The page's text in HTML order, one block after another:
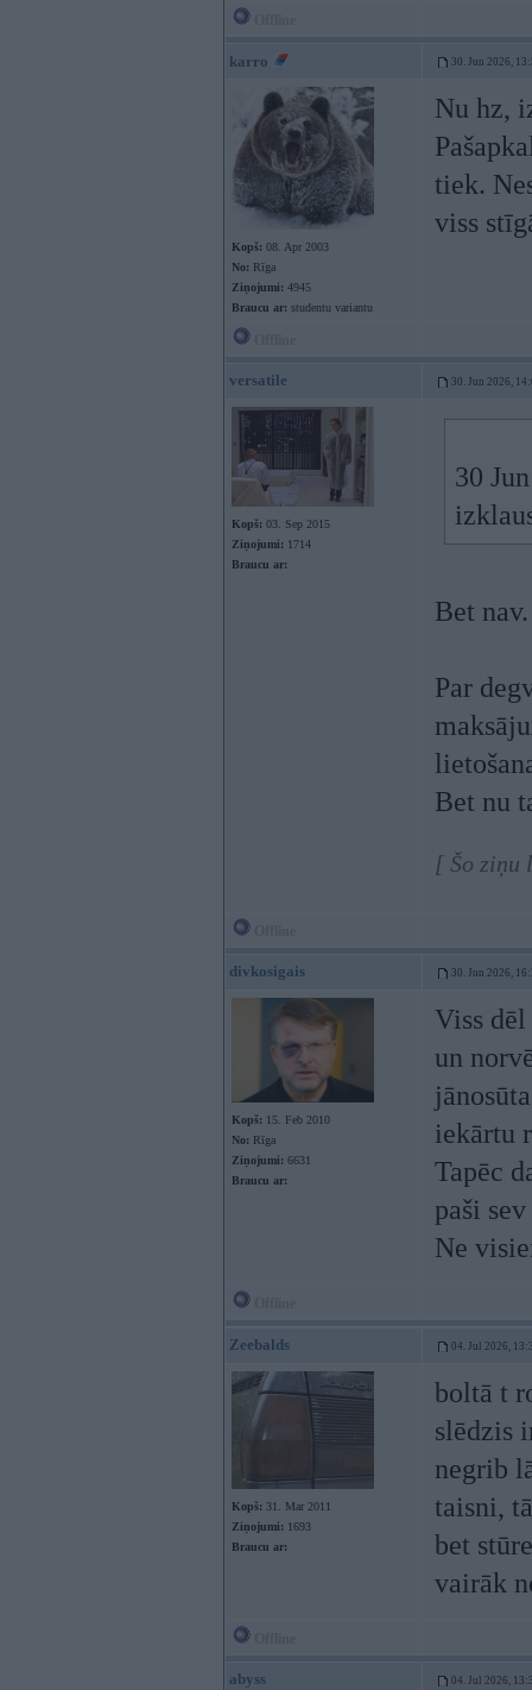
karro 30. Jun 2026,
Kopš: 08. Apr 2003
No: Rīga
Ziņojumi: 4945
Braucu ar: studentu variantu
Nu hz,
tiek.
viss
versatile 30. Jun 2026,
Kopš: 03. Sep 2015
Ziņojumi: 1714
Braucu ar:
30
Bet nav.
Par
Bet nu
[ Šo ziņu
divkosigais 30. Jun 2026,
Kopš: 15. Feb 2010
No: Rīga
Ziņojumi: 6631
Braucu ar:
Viss
un
iekārtu
Tapēc
paši
Ne
Zeebalds 04. Jul 2026,
Kopš: 31. Mar 2011
Ziņojumi: 1693
Braucu ar:
boltā t
slēdzis
negrib
taisni,
bet
vairāk
abyss 04. Jul 2026,